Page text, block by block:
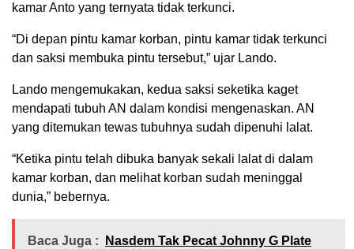
kamar Anto yang ternyata tidak terkunci.
“Di depan pintu kamar korban, pintu kamar tidak terkunci
dan saksi membuka pintu tersebut,” ujar Lando.
Lando mengemukakan, kedua saksi seketika kaget
mendapati tubuh AN dalam kondisi mengenaskan. AN
yang ditemukan tewas tubuhnya sudah dipenuhi lalat.
“Ketika pintu telah dibuka banyak sekali lalat di dalam
kamar korban, dan melihat korban sudah meninggal
dunia,” bebernya.
Baca Juga :
Nasdem Tak Pecat Johnny G Plate